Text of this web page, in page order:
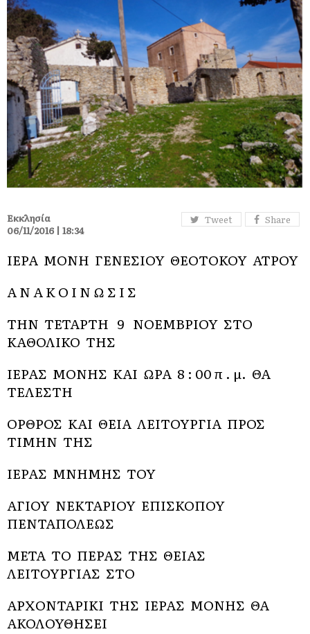
Tweet Share
Εκκλησία
06/11/2016 | 18:34
ΙΕΡΑ ΜΟΝΗ ΓΕΝΕΣΙΟΥ ΘΕΟΤΟΚΟΥ ΑΤΡΟΥ
Α Ν Α Κ Ο Ι Ν Ω Σ Ι Σ
ΤΗΝ ΤΕΤΑΡΤΗ 9 ΝΟΕΜΒΡΙΟΥ ΣΤΟ
ΚΑΘΟΛΙΚΟ ΤΗΣ
ΙΕΡΑΣ ΜΟΝΗΣ ΚΑΙ ΩΡΑ 8 : 00 π . μ. ΘΑ
ΤΕΛΕΣΤΗ
ΟΡΘΡΟΣ ΚΑΙ ΘΕΙΑ ΛΕΙΤΟΥΡΓΙΑ ΠΡΟΣ
ΤΙΜΗΝ ΤΗΣ
ΙΕΡΑΣ ΜΝΗΜΗΣ ΤΟΥ
ΑΓΙΟΥ ΝΕΚΤΑΡΙΟΥ ΕΠΙΣΚΟΠΟΥ
ΠΕΝΤΑΠΟΛΕΩΣ
ΜΕΤΑ ΤΟ ΠΕΡΑΣ ΤΗΣ ΘΕΙΑΣ
ΛΕΙΤΟΥΡΓΙΑΣ ΣΤΟ
ΑΡΧΟΝΤΑΡΙΚΙ ΤΗΣ ΙΕΡΑΣ ΜΟΝΗΣ ΘΑ
ΑΚΟΛΟΥΘΗΣΕΙ